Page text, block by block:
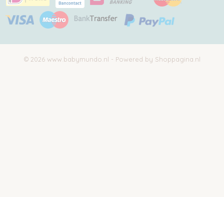
© 2026 www.babymundo.nl - Powered by Shoppagina.nl